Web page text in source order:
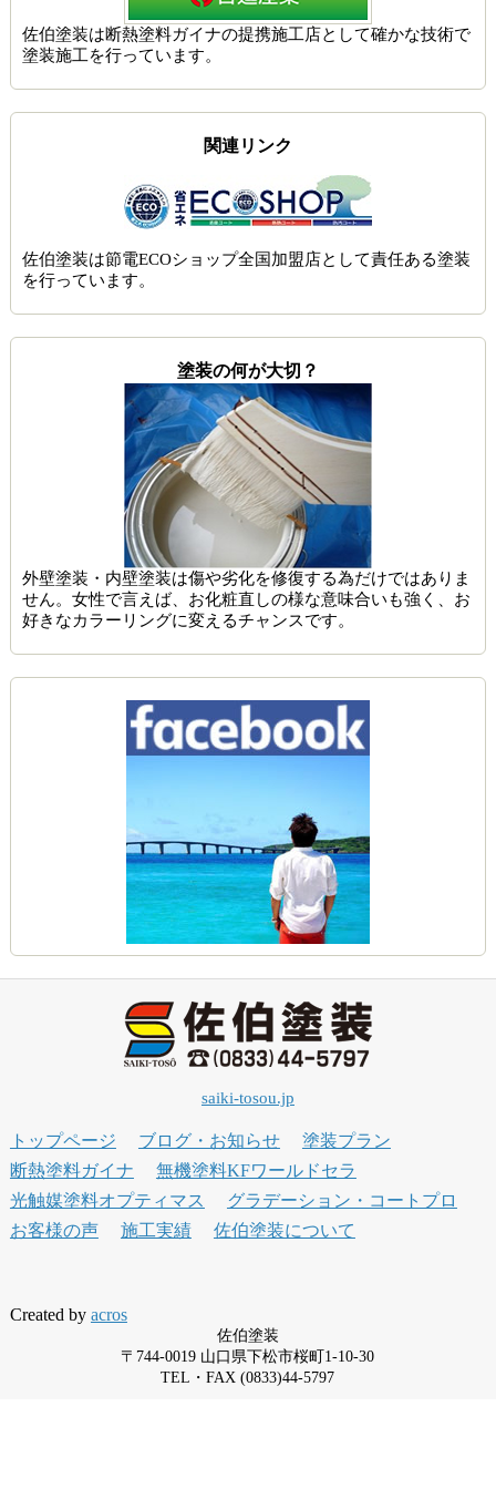
佐伯塗装は断熱塗料ガイナの提携施工店として確かな技術で
塗装施工を行っています。
関連リンク
佐伯塗装は節電ECOショップ全国加盟店として責任ある塗装
を行っています。
塗装の何が大切？
外壁塗装・内壁塗装は傷や劣化を修復する為だけではありま
せん。女性で言えば、お化粧直しの様な意味合いも強く、お
好きなカラーリングに変えるチャンスです。
saiki-tosou.jp
トップページ ブログ・お知らせ
塗装プラン
断熱塗料ガイナ
無機塗料KFワールドセラ
光触媒塗料オプティマス
グラデーション・コートプロ
お客様の声
施工実績 佐伯塗装について
Created by acros
佐伯塗装
〒744-0019 山口県下松市桜町1-10-30
TEL・FAX (0833)44-5797